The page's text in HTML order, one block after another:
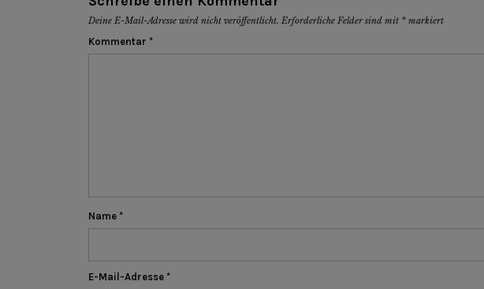
Deine E-Mail-Adresse wird nicht veröffentlicht. Erforderliche Felder sind mit * markiert
Kommentar *
Name *
E-Mail-Adresse *